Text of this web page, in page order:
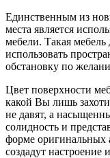
Единственным из
места является
мебели. Такая мебель
использовать
обстановку по
Цвет поверхности
какой Вы лишь
не давят, а
солидность и
форме оригинальных
создадут